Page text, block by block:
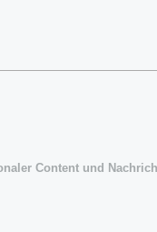
Content und